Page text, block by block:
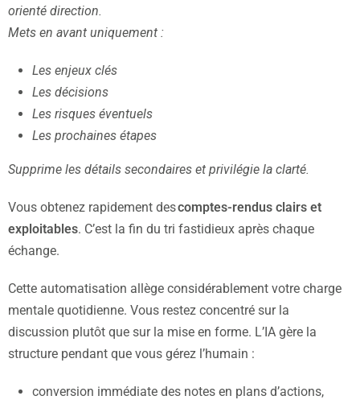
orienté direction.
Mets en avant uniquement :
Les enjeux clés
Les décisions
Les risques éventuels
Les prochaines étapes
Supprime les détails secondaires et privilégie la clarté.
Vous obtenez rapidement descomptes-rendus clairs et
exploitables. C’est la fin du tri fastidieux après chaque
échange.
Cette automatisation allège considérablement votre charge
mentale quotidienne. Vous restez concentré sur la
discussion plutôt que sur la mise en forme. L’IA gère la
structure pendant que vous gérez l’humain :
conversion immédiate des notes en plans d’actions,